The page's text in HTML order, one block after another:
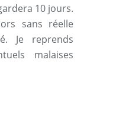
10 jours.
sans réelle
Je reprends
malaises